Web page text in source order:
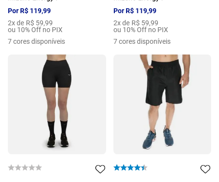
PorR$ 119,99
2x de R$ 59,99
ou 10% Off no PIX
7cores disponíveis
PorR$ 119,99
2x de R$ 59,99
ou 10% Off no PIX
7 cores disponíveis